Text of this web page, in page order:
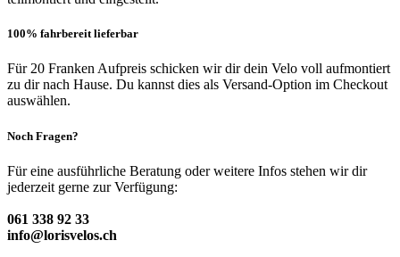
100% fahrbereit lieferbar
Für 20 Franken Aufpreis schicken wir dir dein Velo voll aufmontiert
zu dir nach Hause. Du kannst dies als Versand-Option im Checkout
auswählen.
Noch Fragen?
Für eine ausführliche Beratung oder weitere Infos stehen wir dir
jederzeit gerne zur Verfügung:
061 338 92 33
info@lorisvelos.ch